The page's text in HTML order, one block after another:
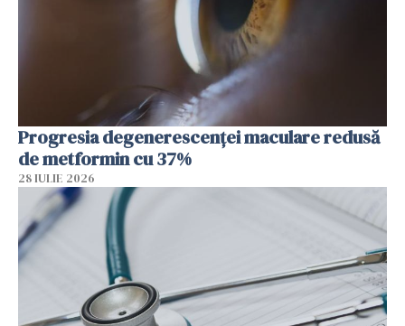
Progresia degenerescenței maculare redusă
de metformin cu 37%
28 IULIE 2026